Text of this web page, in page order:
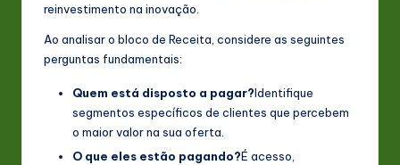
In
reinvestimento na inovação.
Ao analisar o bloco de Receita, considere as seguintes
perguntas fundamentais:
Quem está disposto a pagar?Identifique
segmentos específicos de clientes que percebem
o maior valor na sua oferta.
O que eles estão pagando?É acesso,